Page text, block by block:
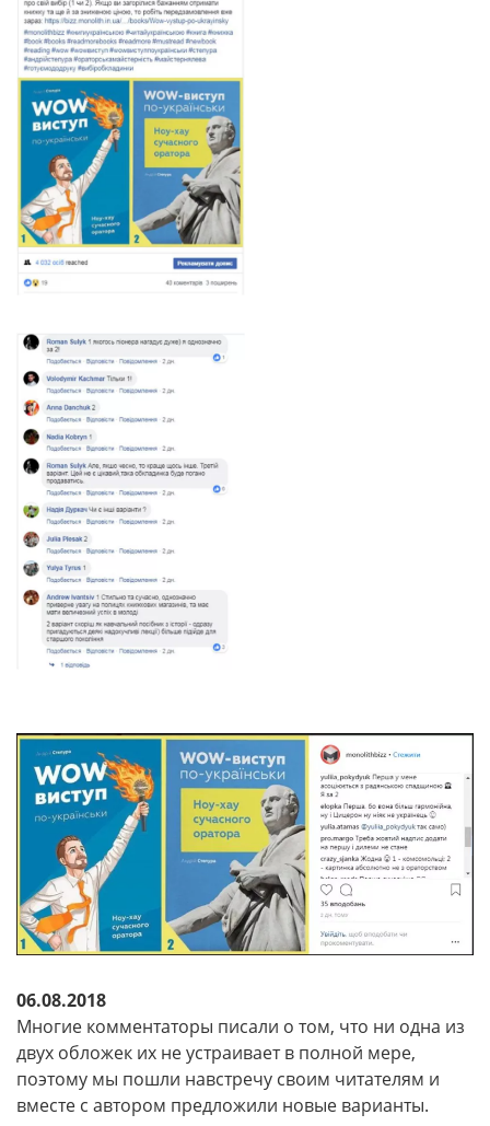
06.08.2018
Многие комментаторы писали о том, что ни одна из
двух обложек их не устраивает в полной мере,
поэтому мы пошли навстречу своим читателям и
вместе с автором предложили новые варианты.